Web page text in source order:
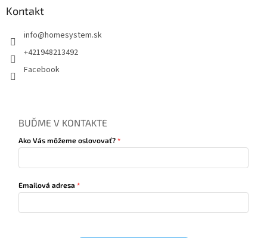
Kontakt
info@homesystem.sk
+421948213492
Facebook
BUĎME V KONTAKTE
Ako Vás môžeme oslovovať?
Emailová adresa